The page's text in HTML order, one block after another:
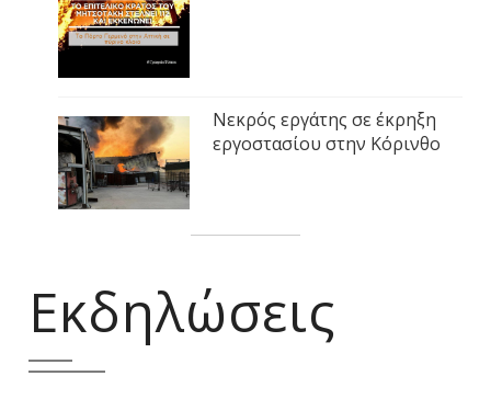
Νεκρός εργάτης σε έκρηξη
εργοστασίου στην Κόρινθο
Εκδηλώσεις